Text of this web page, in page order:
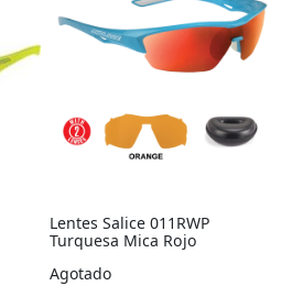
Lentes Salice 011RWP
Turquesa Mica Rojo
Agotado